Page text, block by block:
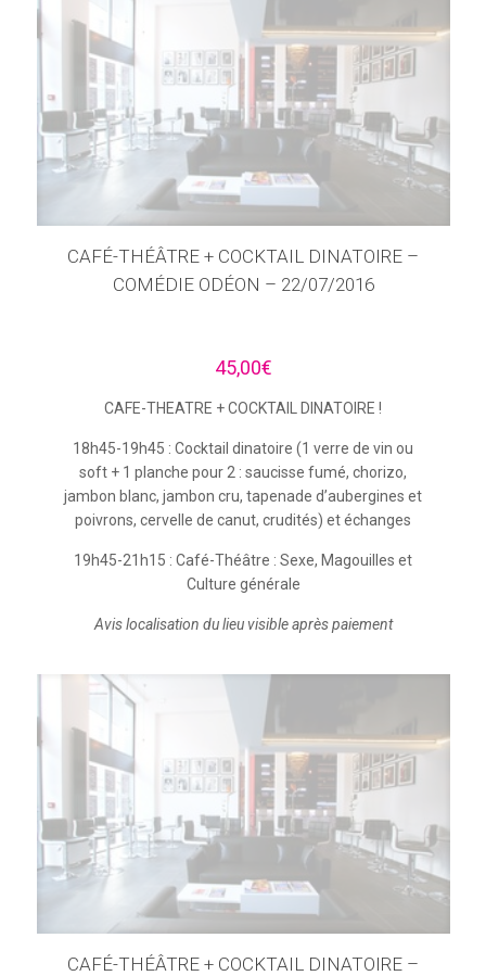
CAFÉ-THÉÂTRE + COCKTAIL DINATOIRE –
COMÉDIE ODÉON – 22/07/2016
45,00€
CAFE-THEATRE + COCKTAIL DINATOIRE !
18h45-19h45 : Cocktail dinatoire (1 verre de vin ou
soft + 1 planche pour 2 : saucisse fumé, chorizo,
jambon blanc, jambon cru, tapenade d’aubergines et
poivrons, cervelle de canut, crudités) et échanges
19h45-21h15 : Café-Théâtre : Sexe, Magouilles et
Culture générale
Avis localisation du lieu visible après paiement
CAFÉ-THÉÂTRE + COCKTAIL DINATOIRE –